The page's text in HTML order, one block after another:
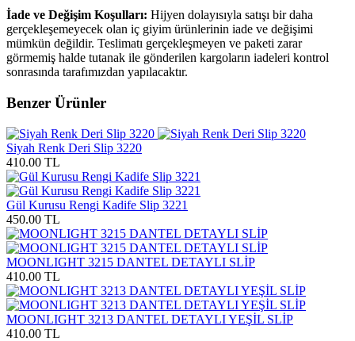
İade ve Değişim Koşulları: Hijyen dolayısıyla satışı bir daha
gerçekleşemeyecek olan iç giyim ürünlerinin iade ve değişimi
mümkün değildir. Teslimatı gerçekleşmeyen ve paketi zarar
görmemiş halde tutanak ile gönderilen kargoların iadeleri kontrol
sonrasında tarafımızdan yapılacaktır.
Benzer Ürünler
Siyah Renk Deri Slip 3220
410.00 TL
Gül Kurusu Rengi Kadife Slip 3221
450.00 TL
MOONLIGHT 3215 DANTEL DETAYLI SLİP
410.00 TL
MOONLIGHT 3213 DANTEL DETAYLI YEŞİL SLİP
410.00 TL